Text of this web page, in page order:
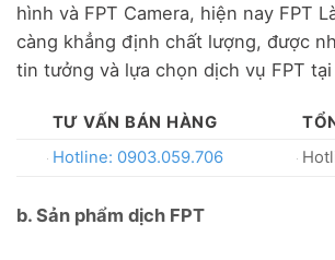
hình và FPT Camera, hiện nay FPT
càng khẳng định chất lượng, được
tin tưởng và lựa chọn dịch vụ FPT tại
TƯ VẤN BÁN HÀNG
Hotline: 0903.059.706
b. Sản phẩm dịch FPT